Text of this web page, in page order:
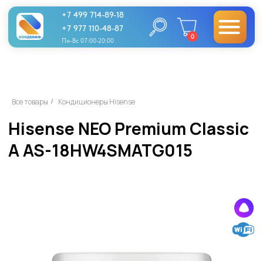
+7 499 714-89-18
+7 977 110-48-87
Пн-Вс 07:00-20:00
Все товары / Кондиционеры Hisense
A AS-18HW4SMATG015